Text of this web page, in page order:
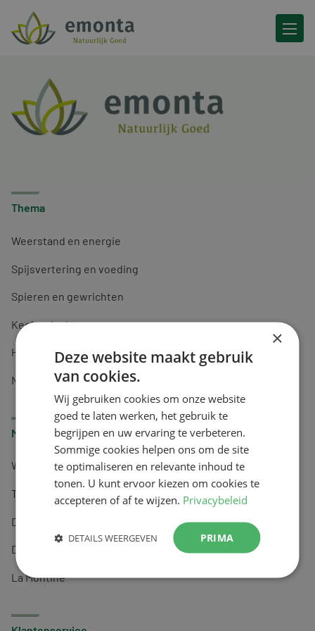
Ga naar de inhoud
Thema
Weerstand en energie
Spijsvertering en voeding
Spieren en gewrichten
Keel en luchtwegen
Huidverzorging
Nachtrust
Merken
Wapiti
Tai-Ginseng
Dermagíq
Draisma
La Montine
×
Deze website maakt gebruik
van cookies.
Wij gebruiken cookies om onze website
goed te laten werken, het gebruik te
begrijpen en uw ervaring te verbeteren.
Sommige cookies helpen ons om de site
te optimaliseren en relevante inhoud te
tonen. U kunt ervoor kiezen om cookies te
accepteren of af te wijzen. Privacybeleid
PRIMA
DETAILS WEERGEVEN